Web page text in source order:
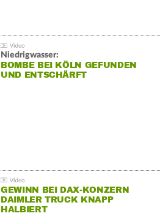
Niedrigwasser:
BOMBE BEI KÖLN GEFUNDEN
UND ENTSCHÄRFT
GEWINN BEI DAX-KONZERN
DAIMLER TRUCK KNAPP
HALBIERT